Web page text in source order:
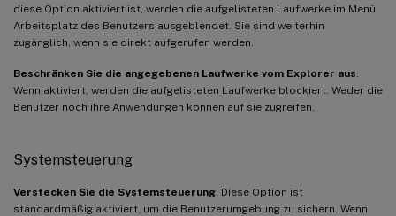
diese Option aktiviert ist, werden die aufgelisteten Laufwerke im Menü
Arbeitsplatz des Benutzers ausgeblendet. Sie sind weiterhin
zugänglich, wenn sie direkt aufgerufen werden.
Beschränken Sie die angegebenen Laufwerke vom Explorer aus
Wenn aktiviert, werden die aufgelisteten Laufwerke blockiert. Weder die
Benutzer noch ihre Anwendungen können auf sie zugreifen.
Systemsteuerung
Verstecken Sie die Systemsteuerung . Diese Option ist
standardmäßig aktiviert, um die Benutzerumgebung zu sichern. Wenn